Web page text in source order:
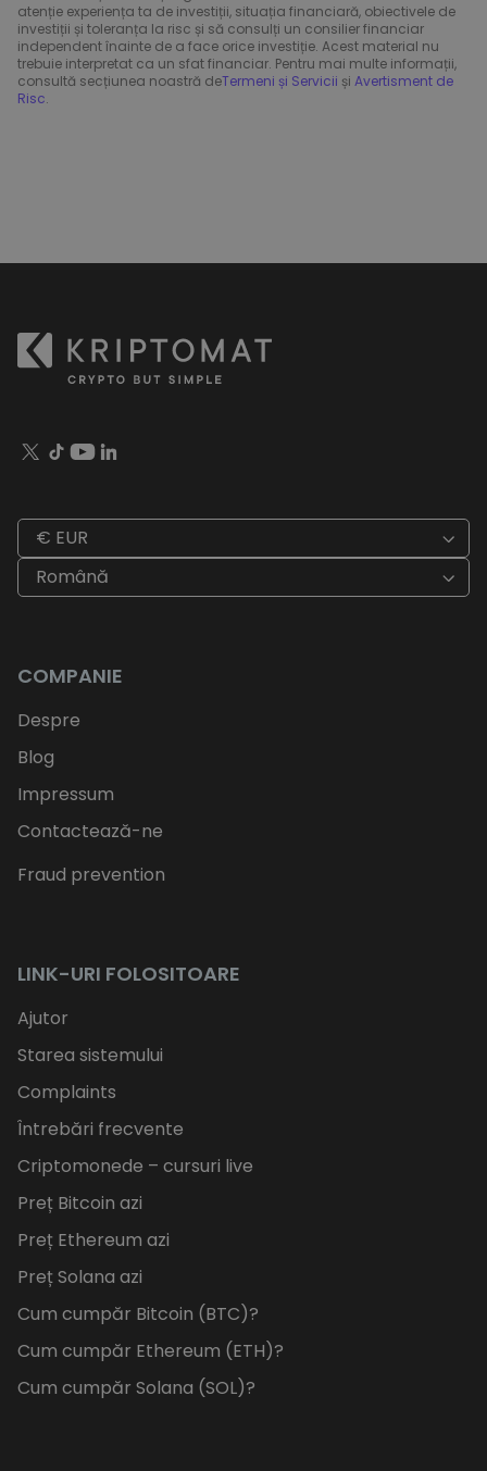
atenție experiența ta de investiții, situația financiară, obiectivele de
investiții și toleranța la risc și să consulți un consilier financiar
independent înainte de a face orice investiție. Acest material nu
trebuie interpretat ca un sfat financiar. Pentru mai multe informații,
consultă secțiunea noastră deTermeni și Servicii și Avertisment de
Risc.
€ EUR
Română
COMPANIE
Despre
Blog
Impressum
Contactează-ne
Fraud prevention
LINK-URI FOLOSITOARE
Ajutor
Starea sistemului
Complaints
Întrebări frecvente
Criptomonede – cursuri live
Preț Bitcoin azi
Preț Ethereum azi
Preț Solana azi
Cum cumpăr Bitcoin (BTC)?
Cum cumpăr Ethereum (ETH)?
Cum cumpăr Solana (SOL)?